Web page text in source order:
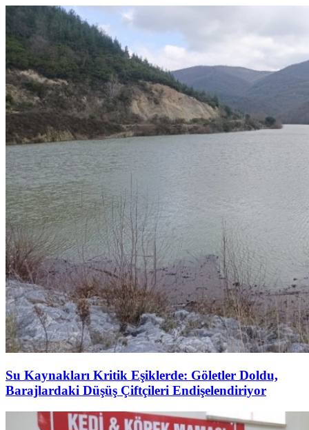
Su Kaynakları Kritik Eşiklerde: Göletler Doldu,
Barajlardaki Düşüş Çiftçileri Endişelendiriyor